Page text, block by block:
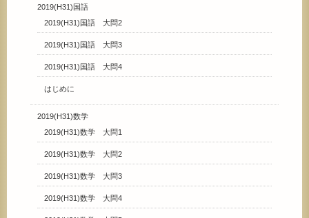
2019(H31)国語
2019(H31)国語 大問2
2019(H31)国語 大問3
2019(H31)国語 大問4
はじめに
2019(H31)数学
2019(H31)数学 大問1
2019(H31)数学 大問2
2019(H31)数学 大問3
2019(H31)数学 大問4